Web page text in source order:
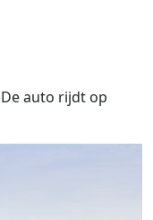
De auto rijdt op